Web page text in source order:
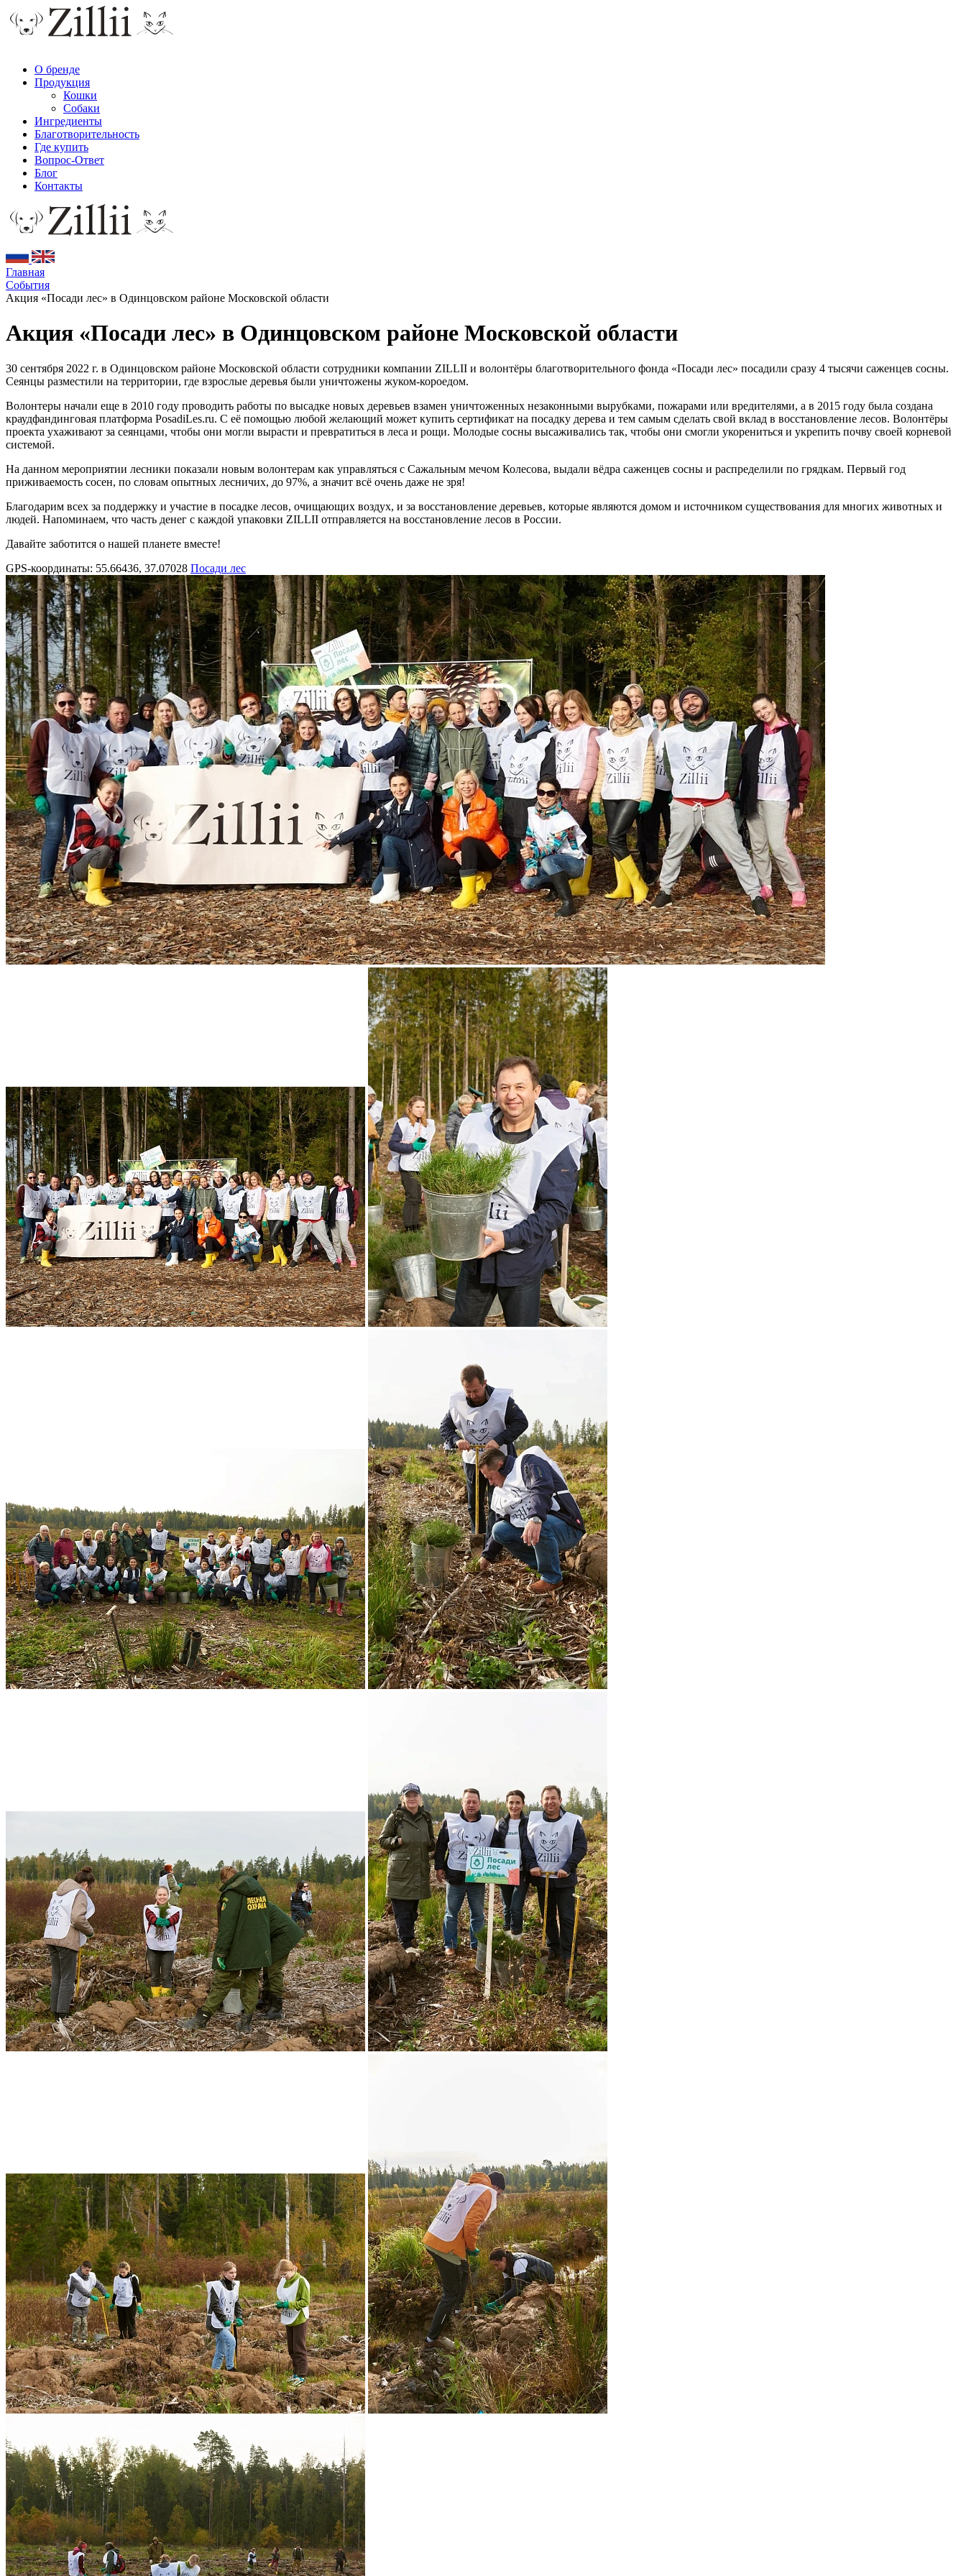
О бренде
Продукция
Кошки
Собаки
Ингредиенты
Благотворительность
Где купить
Вопрос-Ответ
Блог
Контакты
Главная
События
Акция «Посади лес» в Одинцовском районе Московской области
Акция «Посади лес» в Одинцовском районе Московской области
30 сентября 2022 г. в Одинцовском районе Московской области сотрудники компании ZILLII и волонтёры благотворительного фонда «Посади лес» посадили сразу 4 тысячи саженцев сосны.
Сеянцы разместили на территории, где взрослые деревья были уничтожены жуком-короедом.
Волонтеры начали еще в 2010 году проводить работы по высадке новых деревьев взамен уничтоженных незаконными вырубками, пожарами или вредителями, а в 2015 году была создана
краудфандинговая платформа PosadiLes.ru. С её помощью любой желающий может купить сертификат на посадку дерева и тем самым сделать свой вклад в восстановление лесов. Волонтёры
проекта ухаживают за сеянцами, чтобы они могли вырасти и превратиться в леса и рощи. Молодые сосны высаживались так, чтобы они смогли укорениться и укрепить почву своей корневой
системой.
На данном мероприятии лесники показали новым волонтерам как управляться с Сажальным мечом Колесова, выдали вёдра саженцев сосны и распределили по грядкам. Первый год
приживаемость сосен, по словам опытных лесничих, до 97%, а значит всё очень даже не зря!
Благодарим всех за поддержку и участие в посадке лесов, очищающих воздух, и за восстановление деревьев, которые являются домом и источником существования для многих животных и
людей. Напоминаем, что часть денег с каждой упаковки ZILLII отправляется на восстановление лесов в России.
Давайте заботится о нашей планете вместе!
GPS-координаты: 55.66436, 37.07028 Посади лес